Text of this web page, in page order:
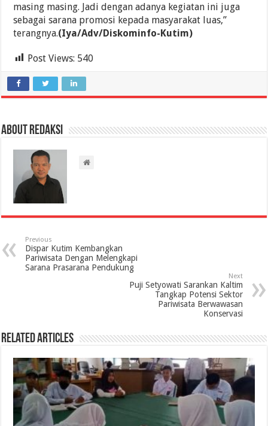
masing masing. Jadi dengan adanya kegiatan ini juga
sebagai sarana promosi kepada masyarakat luas,”
terangnya.(Iya/Adv/Diskominfo-Kutim)
Post Views: 540
About Redaksi
Previous
Dispar Kutim Kembangkan
Pariwisata Dengan Melengkapi
Sarana Prasarana Pendukung
Next
Puji Setyowati Sarankan Kaltim
Tangkap Potensi Sektor
Pariwisata Berwawasan
Konservasi
Related Articles